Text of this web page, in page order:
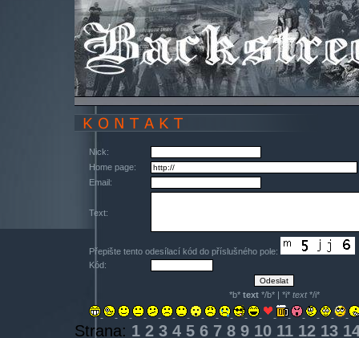
Nick:
Home page:
Email:
Text:
Přepište tento odesílací kód do příslušného pole:
Kód:
*b* text*/b* | *i* text*/i*
Strana: 12345678910111213